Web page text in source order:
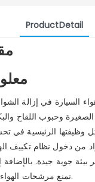
ProductDetail
السيارة في إزالة
وحبوب اللقاح
وظيفتها الرئيسية في
من دخول نظام تكييف
بيئة جوية جيدة.
تمنع مرشحات الهواء أيضًا تزيين الزجاج.